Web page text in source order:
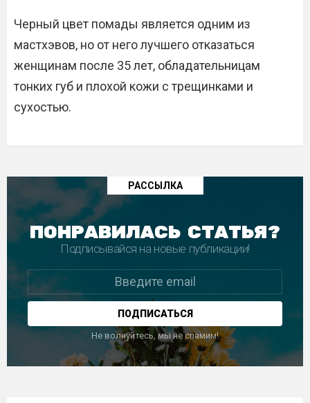
Черный цвет помады является одним из
мастхэвов, но от него лучшего отказаться
женщинам после 35 лет, обладательницам
тонких губ и плохой кожи с трещинками и
сухостью.
РАССЫЛКА
ПОНРАВИЛАСЬ СТАТЬЯ?
Подписывайся на новые публикации!
Не волнуйтесь, мы не спамим!